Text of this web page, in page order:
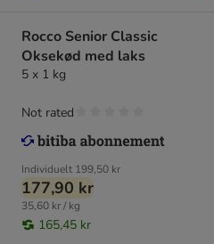
Rocco Senior Classic
Oksekød med laks
5 x 1 kg
Individuelt 199,50 kr
177,90 kr
35,60 kr / kg
165,45 kr
Not rated